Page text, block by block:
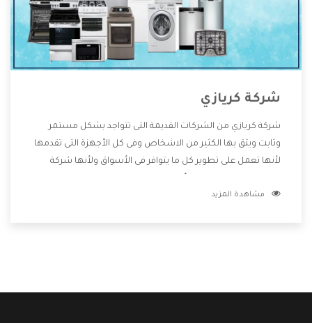
شركة كريازي
شركة كريازي من الشركات القديمة التى تتواجد بشكل مستمر
وثابت ويثق بها الكثير من الاشخاص وفى كل الأجهزة التى تقدمها
لأنها تعمل على تطوير كل ما يتوافر فى الأسواق ولأنها شركة
وتقدم للعملاء أقوى العروض والخصومات التى تسهل على
مشاهدة المزيد